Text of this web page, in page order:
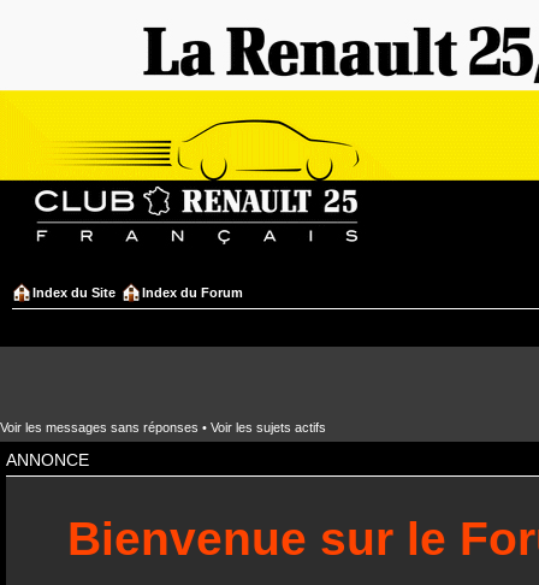
Index du Site Index du Forum
Voir les messages sans réponses • Voir les sujets actifs
ANNONCE
Bienvenue sur le